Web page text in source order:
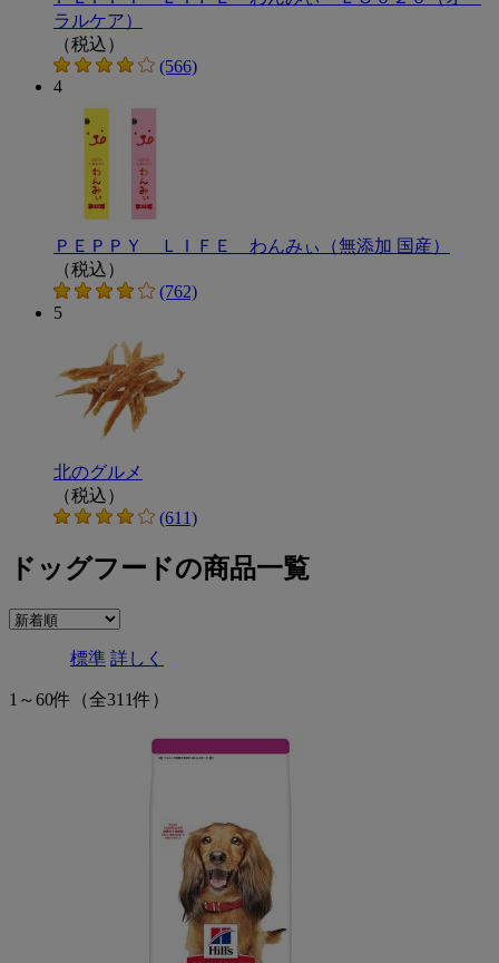
ラルケア）
（税込）
(566)
4
ＰＥＰＰＹ ＬＩＦＥ わんみぃ（無添加 国産）
（税込）
(762)
5
北のグルメ
（税込）
(611)
ドッグフードの商品一覧
標準 詳しく
1～60件 （全311件）